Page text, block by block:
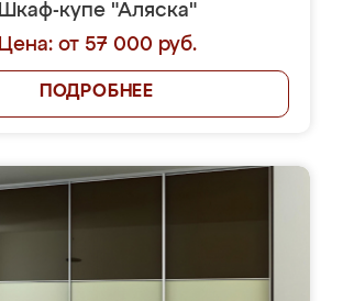
Шкаф-купе "Аляска"
Цена: от 57 000 руб.
ПОДРОБНЕЕ